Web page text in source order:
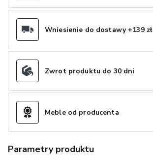
Wniesienie do dostawy +139 zł
Zwrot produktu do 30 dni
Meble od producenta
Parametry produktu